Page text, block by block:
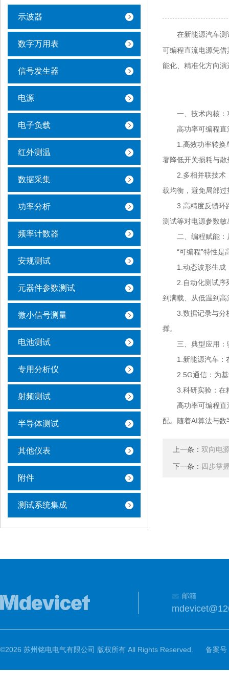
示波器
数字万用表
信号发生器
电源
电子负载
红外测温
数据采集
功率分析
频率计数器
安规测试
元器件参数测试
微小信号测量
电池测试
专用分析仪
射频测试
半导体测试
其他仪表
附件
测试系统集成
在新能源汽车测试
可编程直流电源凭
能化、精准化方向演
一、技术内核：
高功率可编程直流
1.高效功率转换单
著降低开关损耗与
2.多相并联技术：
载均衡，避免局部过
3.高精度反馈环路
测试等对电源参数
二、编程赋能：
“可编程”特性是
1.动态波形生成：
2.自动化测试序列
到满载、从低温到
3.数据记录与分析
撑。
三、典型应用：
1.新能源汽车：在
2.5G通信：为基
3.科研实验：在粒
高功率可编程直流
配。随着AI算法与数
上一条： 双向电
下一条： 四步掌
邮箱
©2026 苏州铭电电气有限公司 版权所有 All Rights Reserved. 备案号